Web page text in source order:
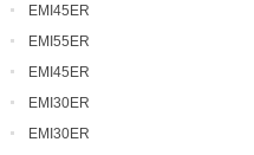
EMI45ER
EMI55ER
EMI45ER
EMI30ER
EMI30ER